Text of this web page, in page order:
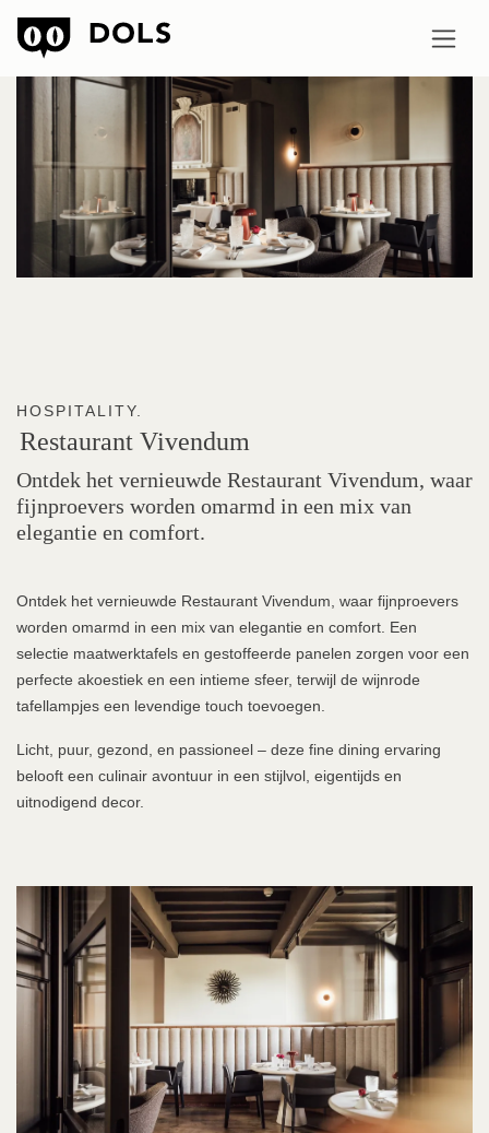
HOSPITALITY.
Restaurant Vivendum
Ontdek het vernieuwde Restaurant Vivendum, waar
fijnproevers worden omarmd in een mix van
elegantie en comfort.
Ontdek het vernieuwde Restaurant Vivendum, waar fijnproevers
worden omarmd in een mix van elegantie en comfort. Een
selectie maatwerktafels en gestoffeerde panelen zorgen voor een
perfecte akoestiek en een intieme sfeer, terwijl de wijnrode
tafellampjes een levendige touch toevoegen.
Licht, puur, gezond, en passioneel – deze fine dining ervaring
belooft een culinair avontuur in een stijlvol, eigentijds en
uitnodigend decor.